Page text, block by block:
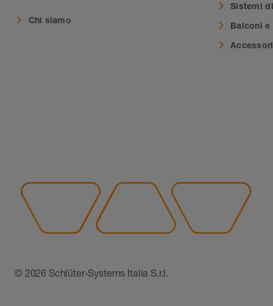
Chi siamo
Sistemi
Balconi e
Accessori
© 2026 Schlüter-Systems Italia S.r.l.